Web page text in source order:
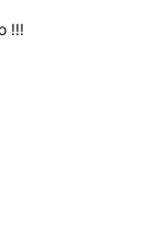
!!!